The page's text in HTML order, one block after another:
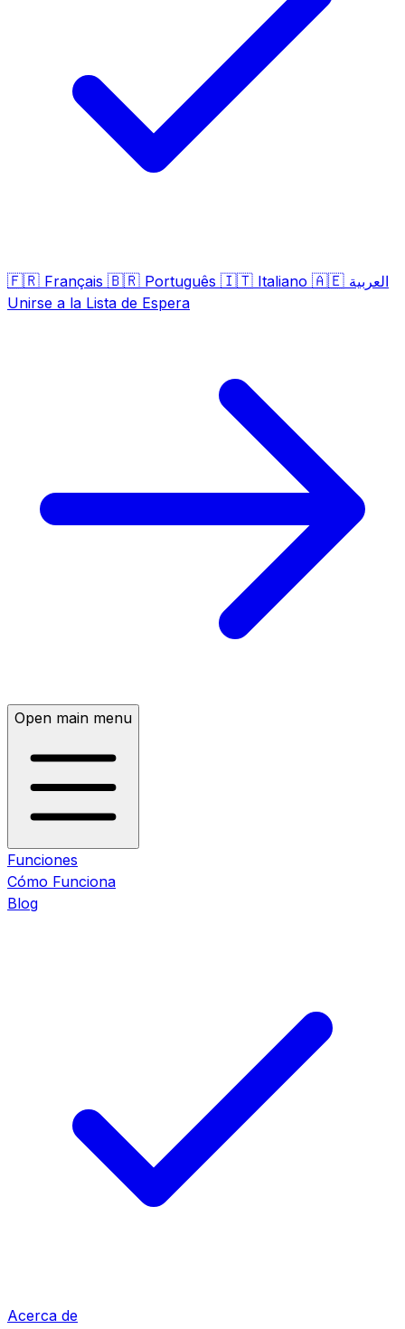
🇫🇷 Français 🇧🇷 Português 🇮🇹 Italiano 🇦🇪 العربية
Unirse a la Lista de Espera
Open main menu
Funciones
Cómo Funciona
Blog
Acerca de